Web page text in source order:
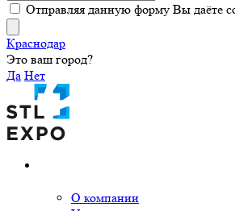
Отправляя данную форму Вы даёте
Краснодар
Это ваш город?
Да Нет
О компании